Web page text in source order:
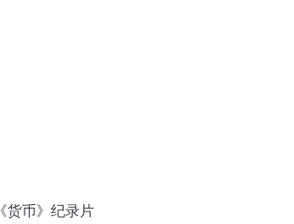
《货币》纪录片